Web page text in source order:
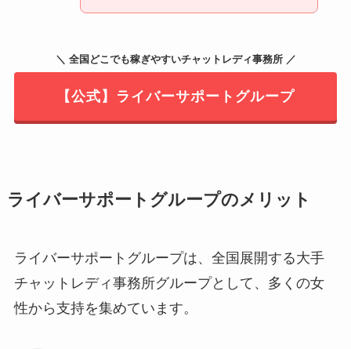
＼ 全国どこでも稼ぎやすいチャットレディ事務所 ／
【公式】ライバーサポートグループ
ライバーサポートグループのメリット
ライバーサポートグループは、全国展開する大手
チャットレディ事務所グループとして、多くの女
性から支持を集めています。